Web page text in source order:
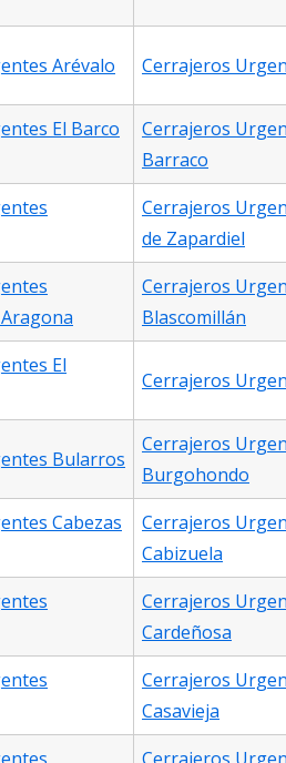
Arévalo Cerrajeros
El Barco
Cerrajeros
Barraco
Cerrajeros
de Zapardiel
Cerrajeros
Blascomillán
El
Cerrajeros
Bularros
Cerrajeros
Burgohondo
Cabezas
Cerrajeros
Cabizuela
Cerrajeros
Cardeñosa
Cerrajeros
Casavieja